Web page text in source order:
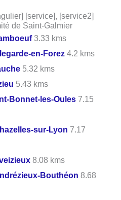
[service], [service2]
de Saint-Galmier
3.33 kms
en-Forez 4.2 kms
5.32 kms
5.43 kms
Bonnet-les-Oules 7.15
sur-Lyon 7.17
8.08 kms
Bouthéon 8.68